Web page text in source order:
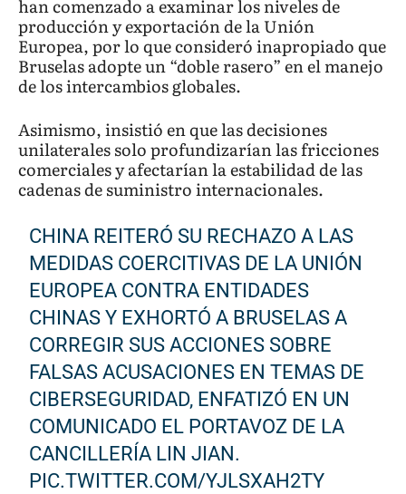
han comenzado a examinar los niveles de
producción y exportación de la Unión
Europea, por lo que consideró inapropiado que
Bruselas adopte un “doble rasero” en el manejo
de los intercambios globales.
Asimismo, insistió en que las decisiones
unilaterales solo profundizarían las fricciones
comerciales y afectarían la estabilidad de las
cadenas de suministro internacionales.
CHINA REITERÓ SU RECHAZO A LAS
MEDIDAS COERCITIVAS DE LA UNIÓN
EUROPEA CONTRA ENTIDADES
CHINAS Y EXHORTÓ A BRUSELAS A
CORREGIR SUS ACCIONES SOBRE
FALSAS ACUSACIONES EN TEMAS DE
CIBERSEGURIDAD, ENFATIZÓ EN UN
COMUNICADO EL PORTAVOZ DE LA
CANCILLERÍA LIN JIAN.
PIC.TWITTER.COM/YJLSXAH2TY